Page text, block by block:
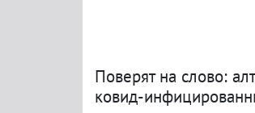
Поверят на слово:
ковид-